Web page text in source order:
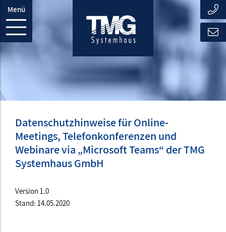
Datenschutzhinweise für Online-
Meetings, Telefonkonferenzen und
Webinare via „Microsoft Teams“ der TMG
Systemhaus GmbH
Version 1.0
Stand: 14.05.2020
Menü